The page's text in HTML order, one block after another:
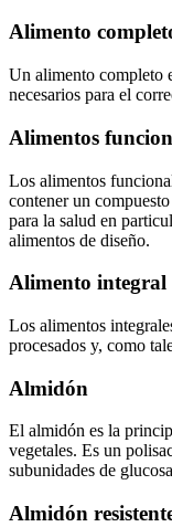
Alimento
Un alimento completo
necesarios para el
Alimentos
Los alimentos
contener un
para la salud en
alimentos de diseño.
Alimento integral
Los alimentos
procesados ​​y, como
Almidón
El almidón es la
vegetales. Es un
subunidades de
Almidón